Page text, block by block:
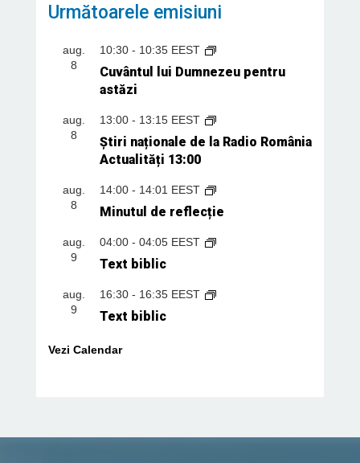
Următoarele emisiuni
aug.
8
10:30- 10:35 EEST
Cuvântul lui Dumnezeu pentru
astăzi
aug.
8
13:00- 13:15 EEST
Știri naționale de la Radio România
Actualități 13:00
aug.
8
14:00- 14:01 EEST
Minutul de reflecție
aug.
9
04:00- 04:05 EEST
Text biblic
aug.
9
16:30- 16:35 EEST
Text biblic
Vezi Calendar